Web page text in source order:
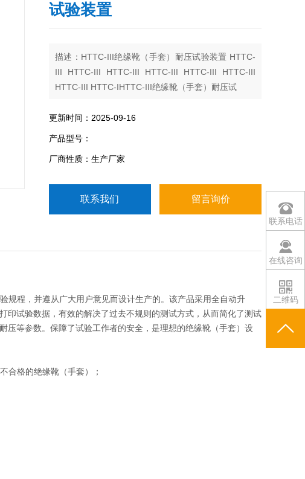
试验装置
描述：HTTC-III绝缘靴（手套）耐压试验装置 HTTC-
III HTTC-III HTTC-III HTTC-III HTTC-III HTTC-III
HTTC-III HTTC-IHTTC-III绝缘靴（手套）耐压试
更新时间：2025-09-16
产品型号：
厂商性质：生产厂家
联系我们 留言询价
规程，并遵从广大用户意见而设计生产的。该产品采用全自动升
印试验数据，有效的解决了过去不规则的测试方式，从而简化了测试
压等参数。保障了试验工作者的安全，是理想的绝缘靴（手套）设
合格的绝缘靴（手套）；
联系电话
在线咨询
二维码